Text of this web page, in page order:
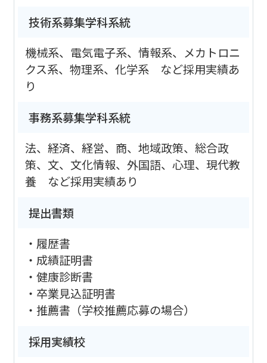
技術系募集学科系統
機械系、電気電子系、情報系、メカトロニ
クス系、物理系、化学系 など採用実績あ
り
事務系募集学科系統
法、経済、経営、商、地域政策、総合政
策、文、文化情報、外国語、心理、現代教
養 など採用実績あり
提出書類
・履歴書
・成績証明書
・健康診断書
・卒業見込証明書
・推薦書（学校推薦応募の場合）
採用実績校